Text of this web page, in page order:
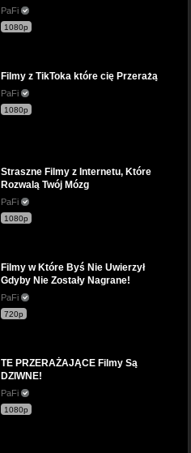
PaFi
1080p
Filmy z TikToka które cię Przerażą
PaFi
1080p
Straszne Filmy z Internetu, Które
Rozwalą Twój Mózg
PaFi
1080p
Filmy w Które Byś Nie Uwierzył
Gdyby Nie Zostały Nagrane!
PaFi
720p
TE PRZERAŻAJĄCE Filmy Są
DZIWNE!
PaFi
1080p